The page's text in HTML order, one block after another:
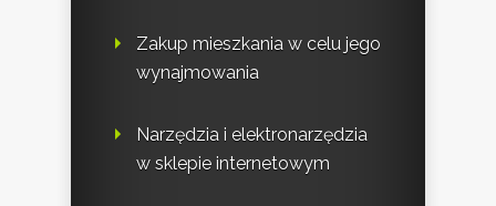
Zakup mieszkania w celu jego
wynajmowania
Narzędzia i elektronarzędzia
w sklepie internetowym